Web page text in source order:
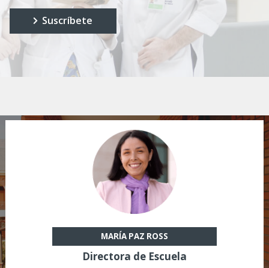
Suscríbete
MARÍA PAZ ROSS
Directora de Escuela